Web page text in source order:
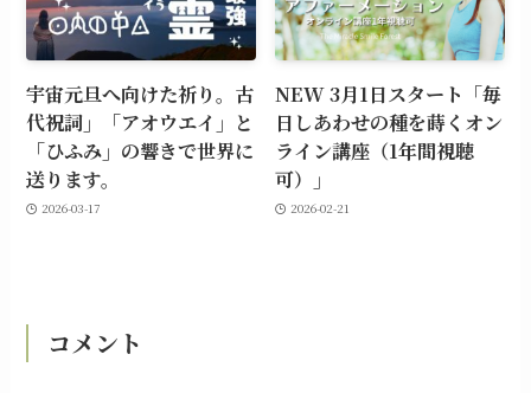
宇宙元旦へ向けた祈り。古
代祝詞」「アオウエイ」と
「ひふみ」の響きで世界に
送ります。
2026-03-17
NEW 3月1日スタート「毎
日しあわせの種を蒔くオン
ライン講座（1年間視聴
可）」
2026-02-21
コメント